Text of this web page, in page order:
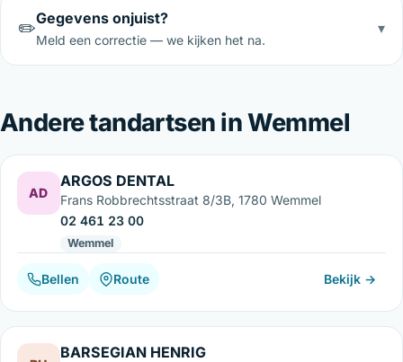
✏️Gegevens onjuist?
Meld een correctie — we kijken het na.
▾
Andere tandartsen in Wemmel
AD
ARGOS DENTAL
Frans Robbrechtsstraat 8/3B, 1780 Wemmel
02 461 23 00
Wemmel
Bellen Route Bekijk →
BARSEGIAN HENRIG